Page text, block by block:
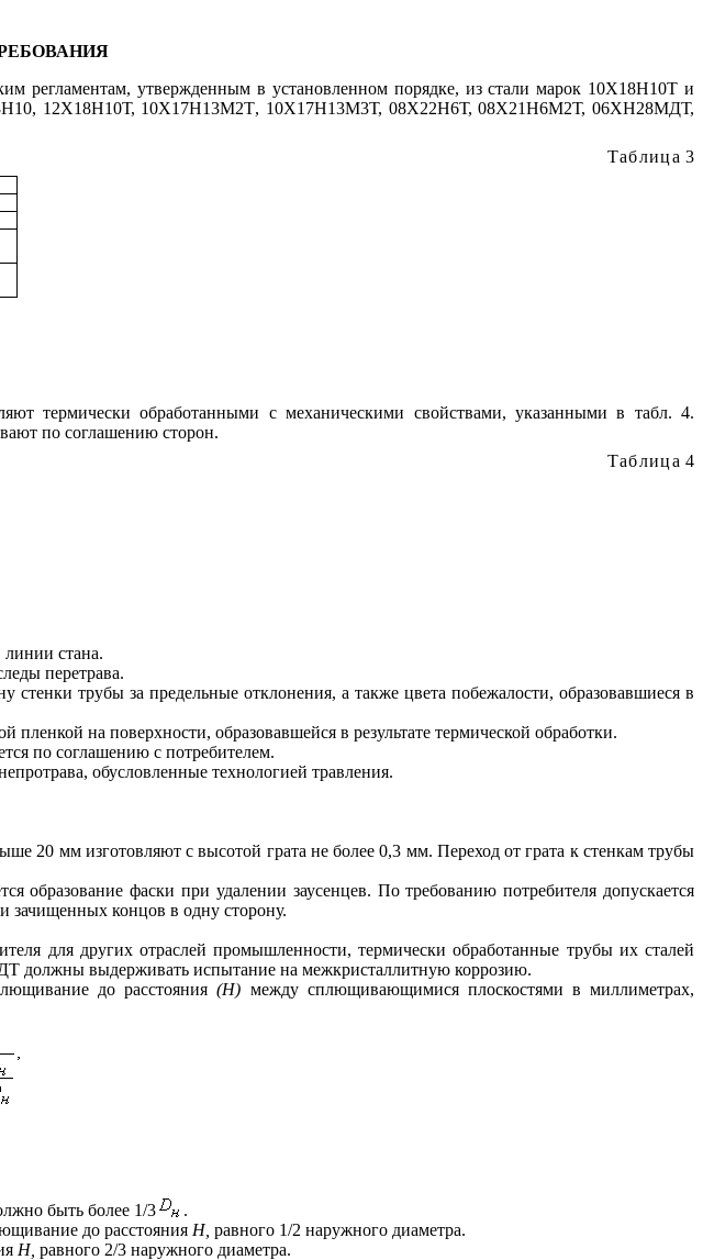
регламентам, утвержденным в установленном порядке, из стали марок 10Х18Н10Т и
H10, 12Х18Н10Т, 10Х17Н13М2Т, 10Х17Н13М3Т, 08Х22Н6Т, 08Х21Н6М2Т, 06ХН28МДТ,
Таблица 3
термически обработанными с механическими свойствами, указанными в табл. 4.
по соглашению сторон.
Таблица 4
линии стана.
перетрава.
стенки трубы за предельные отклонения, а также цвета побежалости, образовавшиеся в
пленкой на поверхности, образовавшейся в результате термической обработки.
по соглашению с потребителем.
обусловленные технологией травления.
20 мм изготовляют с высотой грата не более 0,3 мм. Переход от грата к стенкам трубы
образование фаски при удалении заусенцев. По требованию потребителя допускается
и зачищенных концов в одну сторону.
для других отраслей промышленности, термически обработанные трубы их сталей
должны выдерживать испытание на межкристаллитную коррозию.
до расстояния(Н) между сплющивающимися плоскостями в миллиметрах,
быть более 1/3
.
до расстояния Н, равного 1/2 наружного диаметра.
Н, равного 2/3 наружного диаметра.